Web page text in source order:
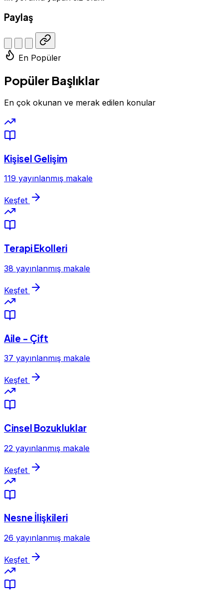
Paylaş
En Popüler
Popüler Başlıklar
En çok okunan ve merak edilen konular
Kişisel Gelişim
119 yayınlanmış makale
Keşfet
Terapi Ekolleri
38 yayınlanmış makale
Keşfet
Aile - Çift
37 yayınlanmış makale
Keşfet
Cinsel Bozukluklar
22 yayınlanmış makale
Keşfet
Nesne İlişkileri
26 yayınlanmış makale
Keşfet